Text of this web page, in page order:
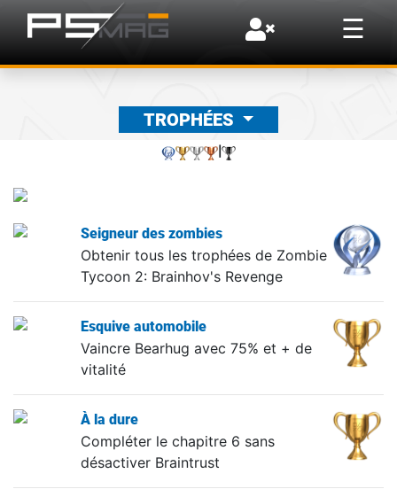
☰
×
TROPHÉES
Seigneur des zombies
Obtenir tous les trophées de Zombie
Tycoon 2: Brainhov's Revenge
Esquive automobile
Vaincre Bearhug avec 75% et + de
vitalité
À la dure
Compléter le chapitre 6 sans
désactiver Braintrust